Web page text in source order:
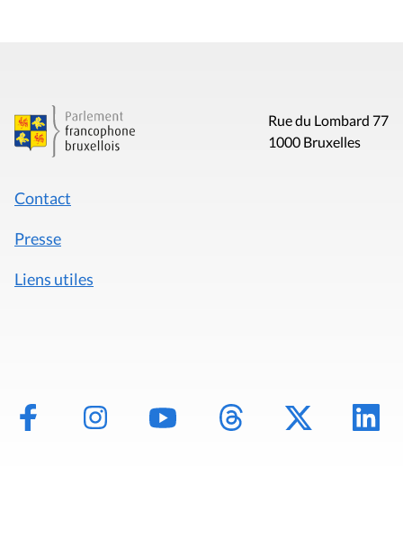
Rue du Lombard 77
1000 Bruxelles
Contact
Presse
Liens utiles